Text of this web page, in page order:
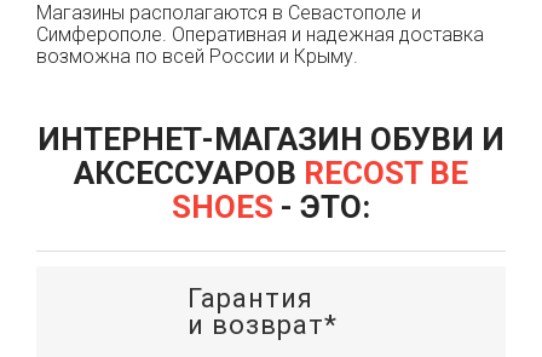
Магазины располагаются в Севастополе и
Симферополе. Оперативная и надежная доставка
возможна по всей России и Крыму.
ИНТЕРНЕТ-МАГАЗИН ОБУВИ И
АКСЕССУАРОВ RECOST BE
SHOES - ЭТО:
Гарантия
и возврат*